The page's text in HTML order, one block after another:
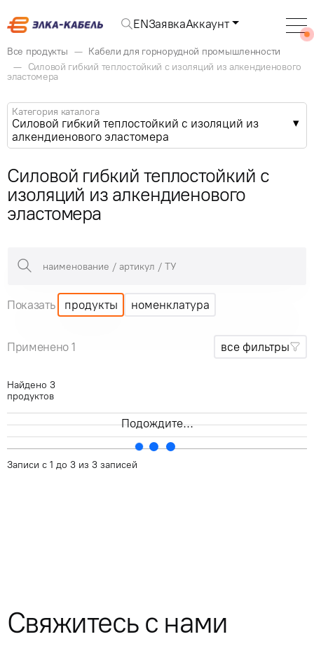
ENЗаявкаАккаунт
Все продукты
Кабели для горнорудной промышленности
Силовой гибкий теплостойкий с изоляций из алкендиенового
эластомера
Категория каталога
Силовой гибкий теплостойкий с изоляций из
алкендиенового эластомера
Силовой гибкий теплостойкий с
изоляций из алкендиенового
эластомера
Показать продукты номенклатура
Применено 1 все фильтры
Найдено 3
продуктов
Подождите...
Артикул кВ Маркировка кабеля Диаметр , мм
Записи с 1 до 3 из 3 записей
Свяжитесь с нами